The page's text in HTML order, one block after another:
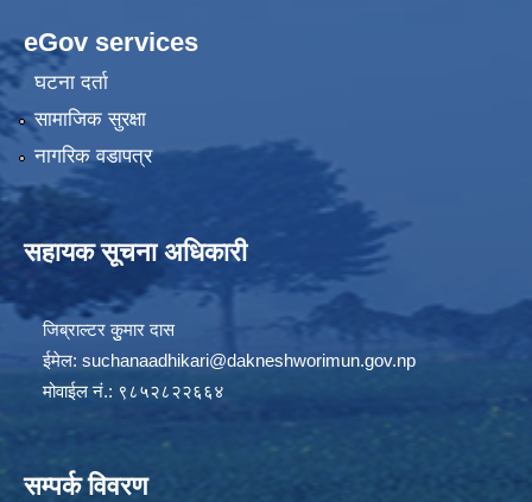
eGov services
घटना दर्ता
सामाजिक सुरक्षा
नागरिक वडापत्र
सहायक सूचना अधिकारी
जिब्राल्टर कुुमार दास
ईमेल: suchanaadhikari@dakneshworimun.gov.np
मोवाईल नं.: ९८५२८२२६६४
सम्पर्क विवरण